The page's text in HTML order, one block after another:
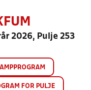
2026, Pulje 253
FOR PULJE